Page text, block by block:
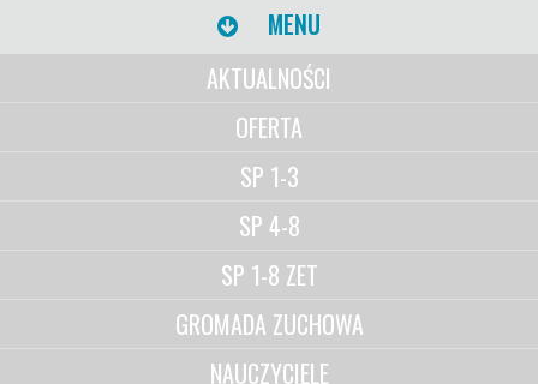
MENU
AKTUALNOŚCI
OFERTA
SP 1-3
SP 4-8
SP 1-8 ZET
GROMADA ZUCHOWA
NAUCZYCIELE